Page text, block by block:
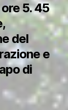
5. 45
del
e
di